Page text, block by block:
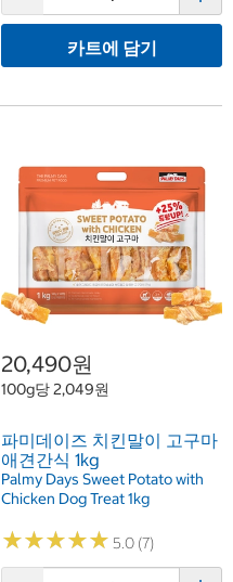
카트에 담기
20,490원
100g당 2,049원
파미데이즈 치킨말이 고구마
애견간식 1kg
Palmy Days Sweet Potato with
Chicken Dog Treat 1kg
★★★★★
★★★★★ 5.0 (7)